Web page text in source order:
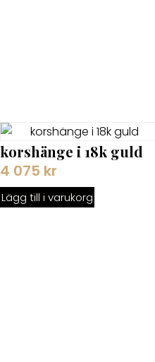
korshänge i 18k guld
4 075 kr
Lägg till i varukorg